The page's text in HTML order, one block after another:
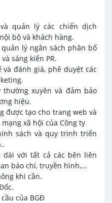
quản lý các chiến dịch
bộ và khách hàng.
lý ngân sách phân bố
sáng kiến PR.
đánh giá, phê duyệt các
xuyên và đảm bảo
hiệu.
được tạo cho trang web và
xã hội của Công ty
sách và quy trình triển
với tất cả các bên liên
báo chí, truyền hình,...
khi cần.
của BGĐ